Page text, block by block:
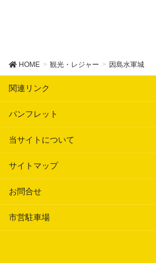
HOME 観光・レジャー 因島水軍城
関連リンク
パンフレット
当サイトについて
サイトマップ
お問合せ
市営駐車場